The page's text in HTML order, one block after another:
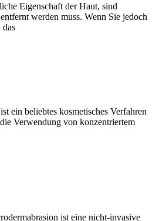
Eigenschaft der Haut, sind
werden muss. Wenn Sie jedoch
das
ein beliebtes kosmetisches Verfahren
Verwendung von konzentriertem
ist eine nicht-invasive